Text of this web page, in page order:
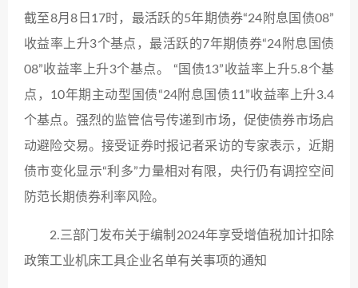
截至8月8日17时，最活跃的5年期债券“24附息国债08”
收益率上升3个基点，最活跃的7年期债券“24附息国债
08”收益率上升3个基点。 “国债13”收益率上升5.8个基
点，10年期主动型国债“24附息国债11”收益率上升3.4
个基点。强烈的监管信号传递到市场，促使债券市场启
动避险交易。接受证券时报记者采访的专家表示，近期
债市变化显示“利多”力量相对有限，央行仍有调控空间
防范长期债券利率风险。
2.三部门发布关于编制2024年享受增值税加计扣除
政策工业机床工具企业名单有关事项的通知